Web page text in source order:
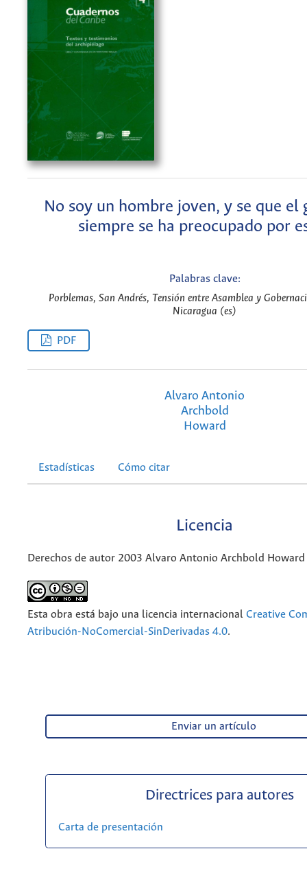
No soy un hombre joven, y se que el
siempre se ha preocupado por
Palabras clave:
Porblemas, San Andrés, Tensión entre Asamblea y
Nicaragua (es)
PDF
Alvaro Antonio
Archbold
Howard
Estadísticas Cómo citar
Licencia
Derechos de autor 2003 Alvaro Antonio Archbold Howard
Esta obra está bajo una licencia internacional Creative
Atribución-NoComercial-SinDerivadas 4.0.
Enviar un artículo
Directrices para autores
Carta de presentación